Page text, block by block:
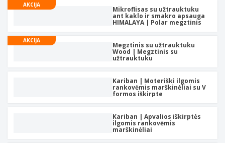
AKCIJA
Mikroflisas su užtrauktuku
ant kaklo ir smakro apsauga
HIMALAYA | Polar megztinis
AKCIJA
Megztinis su užtrauktuku
Wood | Megztinis su
užtrauktuku
Kariban | Moteriški ilgomis
rankovėmis marškinėliai su V
formos iškirpte
Kariban | Apvalios iškirptės
ilgomis rankovėmis
marškinėliai